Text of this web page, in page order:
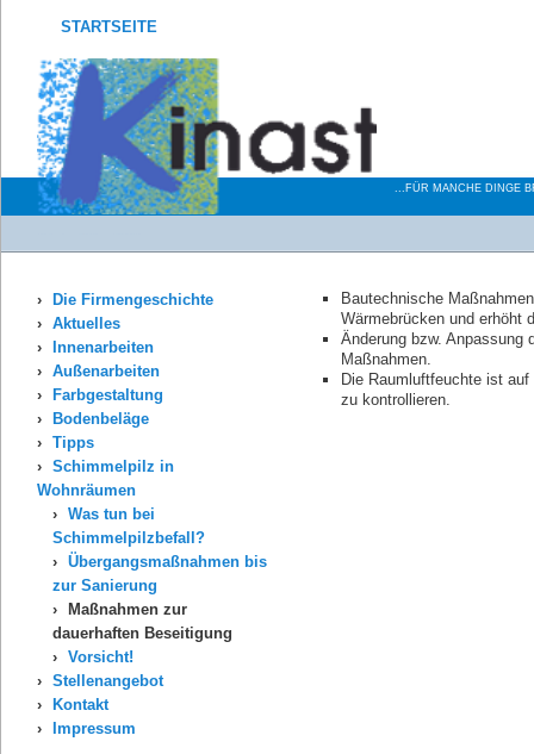
STARTSEITE
...FÜR MANCHE DINGE
Die Firmengeschichte
Aktuelles
Innenarbeiten
Außenarbeiten
Farbgestaltung
Bodenbeläge
Tipps
Schimmelpilz in
Wohnräumen
Was tun bei
Schimmelpilzbefall?
Übergangsmaßnahmen bis
zur Sanierung
Maßnahmen zur
dauerhaften Beseitigung
Vorsicht!
Stellenangebot
Kontakt
Impressum
Bautechnische
Wärmebrücken und erhöht
Änderung bzw. Anpassung
Maßnahmen.
Die Raumluftfeuchte ist
zu kontrollieren.